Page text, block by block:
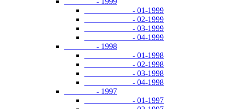
- 01-1999
- 02-1999
- 03-1999
- 04-1999
- 1998
- 01-1998
- 02-1998
- 03-1998
- 04-1998
- 1997
- 01-1997